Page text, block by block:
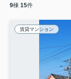
9棟 15件
賃貸マンション